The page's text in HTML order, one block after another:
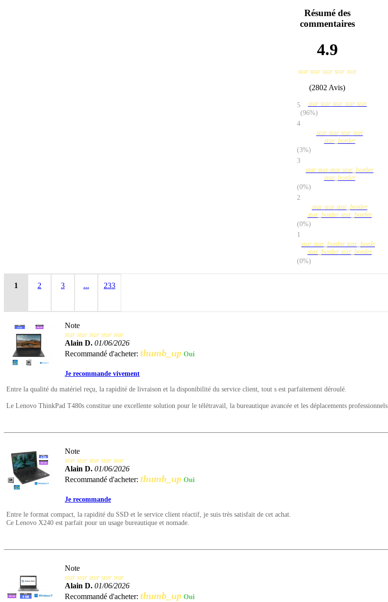
Résumé des
commentaires
4.9
star star star star star
(2802 Avis)
5 star star star star star
(96%)
4
star star star star
star_border
(3%)
3
star star star star_border
star_border
(0%)
2
star star star_border
star_border star_border
(0%)
1
star star_border star_border
star_border star_border
(0%)
1 2 3 ... 233
Note
star star star star star
Alain D. 01/06/2026
Recommandé d'acheter: thumb_up Oui
Je recommande vivement
Entre la qualité du matériel reçu, la rapidité de livraison et la disponibilité du service client, tout s est parfaitement déroulé.
Le Lenovo ThinkPad T480s constitue une excellente solution pour le télétravail, la bureautique avancée et les déplacements professionnels.
Note
star star star star star
Alain D. 01/06/2026
Recommandé d'acheter: thumb_up Oui
Je recommande
Entre le format compact, la rapidité du SSD et le service client réactif, je suis très satisfait de cet achat.
Ce Lenovo X240 est parfait pour un usage bureautique et nomade.
Note
star star star star star
Alain D. 01/06/2026
Recommandé d'acheter: thumb_up Oui